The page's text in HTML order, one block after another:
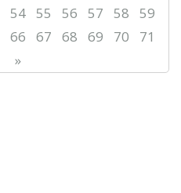
54 55 56 57 58
59
66 67 68 69 70
71
»